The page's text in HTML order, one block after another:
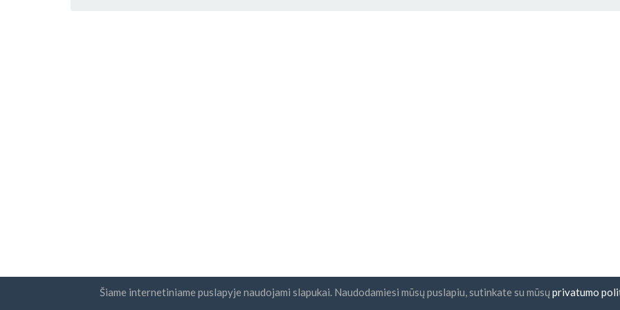
Šiame internetiniame puslapyje naudojami slapukai. Naudodamiesi mūsų puslapiu, sutinkate su mūsųprivatumo